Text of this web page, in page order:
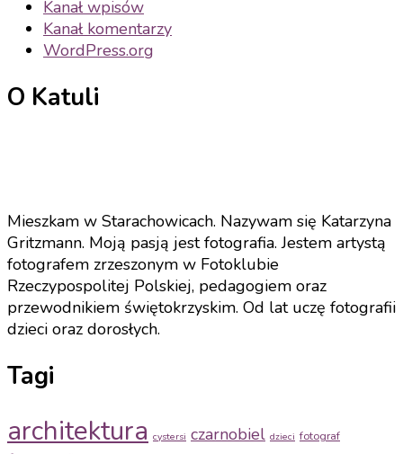
Kanał wpisów
Kanał komentarzy
WordPress.org
O Katuli
Mieszkam w Starachowicach. Nazywam się Katarzyna
Gritzmann. Moją pasją jest fotografia. Jestem artystą
fotografem zrzeszonym w Fotoklubie
Rzeczypospolitej Polskiej, pedagogiem oraz
przewodnikiem świętokrzyskim. Od lat uczę fotografii
dzieci oraz dorosłych.
Tagi
architektura cystersi czarnobiel dzieci fotograf